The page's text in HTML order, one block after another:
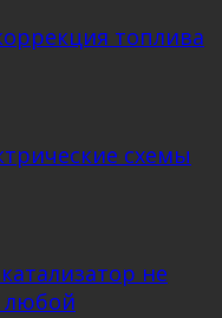
топлива
схемы
не
любой